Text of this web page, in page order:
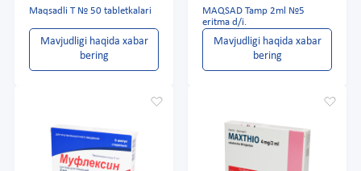
Maqsadli T № 50 tabletkalari
Mavjudligi haqida xabar
bering
MAQSAD Tamp 2ml №5
eritma d/i.
Mavjudligi haqida xabar
bering